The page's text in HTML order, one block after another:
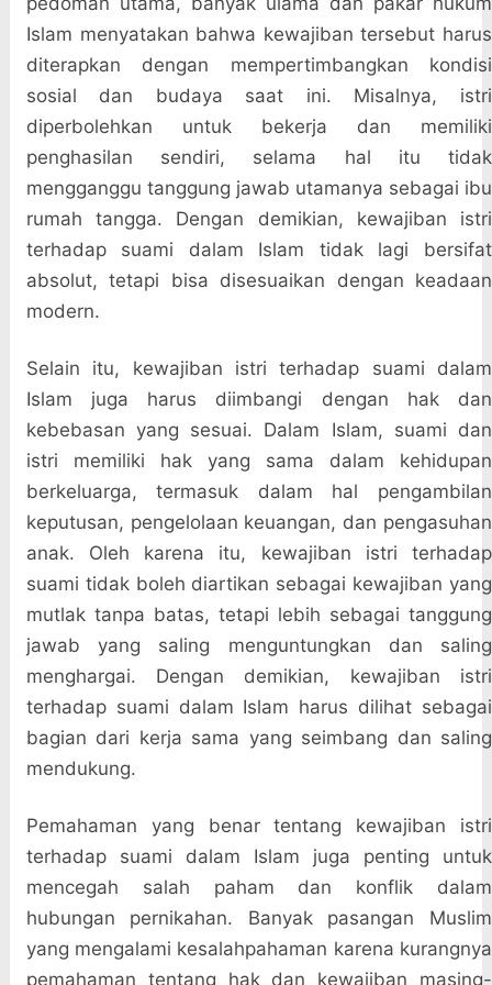
Islam menyatakan bahwa kewajiban tersebut harus
diterapkan dengan mempertimbangkan kondisi
sosial dan budaya saat ini. Misalnya, istri
diperbolehkan untuk bekerja dan memiliki
penghasilan sendiri, selama hal itu tidak
mengganggu tanggung jawab utamanya sebagai ibu
rumah tangga. Dengan demikian, kewajiban istri
terhadap suami dalam Islam tidak lagi bersifat
absolut, tetapi bisa disesuaikan dengan keadaan
modern.
Selain itu, kewajiban istri terhadap suami dalam
Islam juga harus diimbangi dengan hak dan
kebebasan yang sesuai. Dalam Islam, suami dan
istri memiliki hak yang sama dalam kehidupan
berkeluarga, termasuk dalam hal pengambilan
keputusan, pengelolaan keuangan, dan pengasuhan
anak. Oleh karena itu, kewajiban istri terhadap
suami tidak boleh diartikan sebagai kewajiban yang
mutlak tanpa batas, tetapi lebih sebagai tanggung
jawab yang saling menguntungkan dan saling
menghargai. Dengan demikian, kewajiban istri
terhadap suami dalam Islam harus dilihat sebagai
bagian dari kerja sama yang seimbang dan saling
mendukung.
Pemahaman yang benar tentang kewajiban istri
terhadap suami dalam Islam juga penting untuk
mencegah salah paham dan konflik dalam
hubungan pernikahan. Banyak pasangan Muslim
yang mengalami kesalahpahaman karena kurangnya
pemahaman tentang hak dan kewajiban masing-